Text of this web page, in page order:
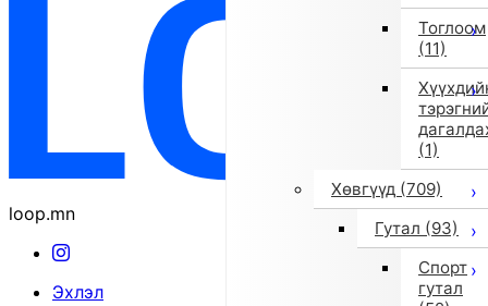
Тоглоом
(11)
(1)
Хөвгүүд (709)
Гутал (93)
Спорт
гутал
loop.mn
Эхлэл